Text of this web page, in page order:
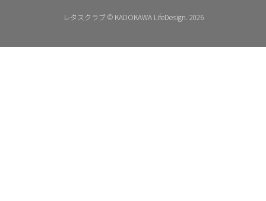
レタスクラブ © KADOKAWA LifeDesign. 2026